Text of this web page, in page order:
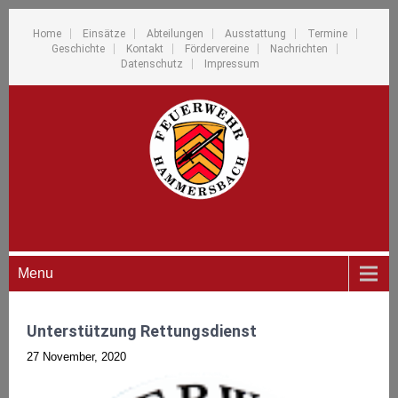
Home Einsätze Abteilungen Ausstattung
Termine
Geschichte
Kontakt Fördervereine
Nachrichten
Datenschutz
Impressum
Menu
Unterstützung Rettungsdienst
27 November, 2020